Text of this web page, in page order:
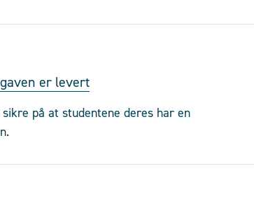
er levert
på at studentene deres har en